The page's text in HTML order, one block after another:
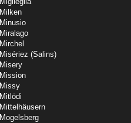
Milken
Minusio
Miralago
Mirchel
Misériez (Salins)
Misery
Mission
Missy
Mitlödi
Mittelhäusern
Mogelsberg